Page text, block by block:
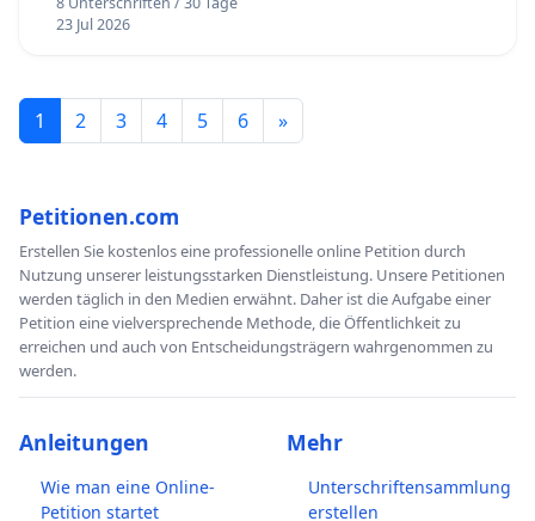
23 Jul 2026
1 2 3 4 5 6 »
Petitionen.com
Erstellen Sie kostenlos eine professionelle online Petition durch
Nutzung unserer leistungsstarken Dienstleistung. Unsere Petitionen
werden täglich in den Medien erwähnt. Daher ist die Aufgabe einer
Petition eine vielversprechende Methode, die Öffentlichkeit zu
erreichen und auch von Entscheidungsträgern wahrgenommen zu
werden.
Anleitungen
Wie man eine Online-
Petition startet
Mehr
Unterschriftensammlung
erstellen